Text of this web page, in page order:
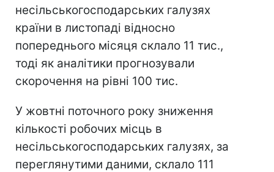
несільськогосподарських галузях
країни в листопаді відносно
попереднього місяця склало 11 тис.,
тоді як аналітики прогнозували
скорочення на рівні 100 тис.
У жовтні поточного року зниження
кількості робочих місць в
несільськогосподарських галузях, за
переглянутими даними, склало 111